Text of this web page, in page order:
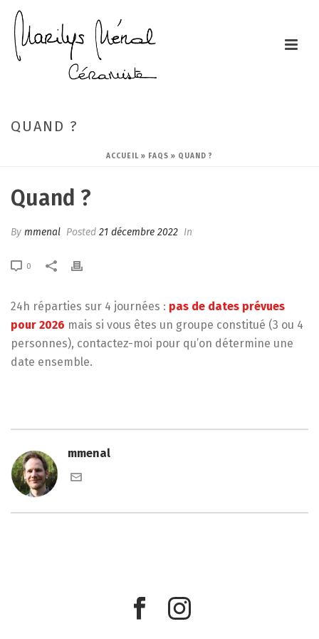
QUAND ?
ACCUEIL » FAQS » QUAND ?
Quand ?
By mmenal Posted 21 décembre 2022 In
0
24h réparties sur 4 journées : pas de dates prévues
pour 2026 mais si vous êtes un groupe constitué (3 ou 4
personnes), contactez-moi pour qu’on détermine une
date ensemble.
mmenal